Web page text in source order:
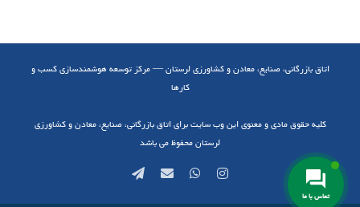
اتاق بازرگانی، صنایع، معادن و کشاورزی لرستان — مرکز توسعه هوشمندسازی کسب و
کارها
کلیه حقوق مادی و معنوی این وب سایت برای اتاق بازرگانی، صنایع، معادن و کشاورزی
لرستان محفوظ می باشد
Instagram
WhatsApp
Email
Telegram
تماس با ما